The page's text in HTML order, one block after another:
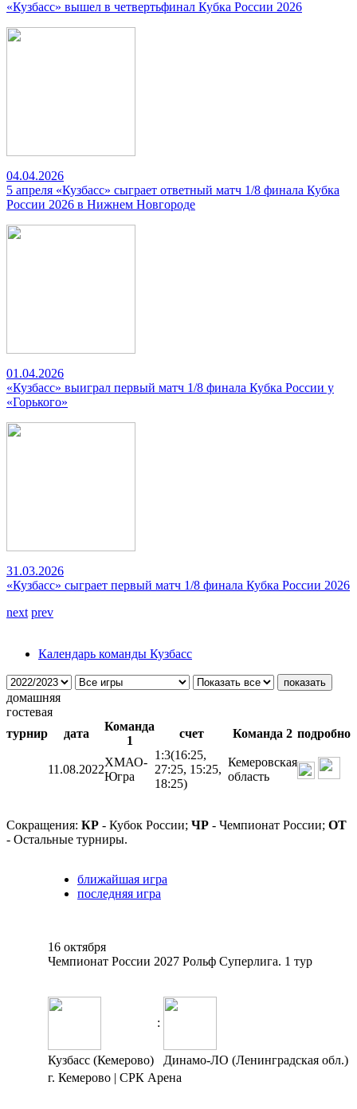
«Кузбасс» вышел в четвертьфинал Кубка России 2026
04.04.2026
5 апреля «Кузбасс» сыграет ответный матч 1/8 финала Кубка
России 2026 в Нижнем Новгороде
01.04.2026
«Кузбасс» выиграл первый матч 1/8 финала Кубка России у
«Горького»
31.03.2026
«Кузбасс» сыграет первый матч 1/8 финала Кубка России 2026
next prev
Календарь команды Кузбасс
домашняя
гостевая
турнир
дата
Команда
1
счет Команда 2 подробно
11.08.2022
ХМАО-
Югра
1:3(16:25,
27:25, 15:25,
18:25)
Кемеровская
область
Сокращения: КР - Кубок России; ЧР - Чемпионат России; ОТ
- Остальные турниры.
ближайшая игра
последняя игра
16 октября
Чемпионат России 2027 Рольф Суперлига. 1 тур
:
Кузбасс (Кемерово)
Динамо-ЛО (Ленинградская обл.)
г. Кемерово | СРК Арена